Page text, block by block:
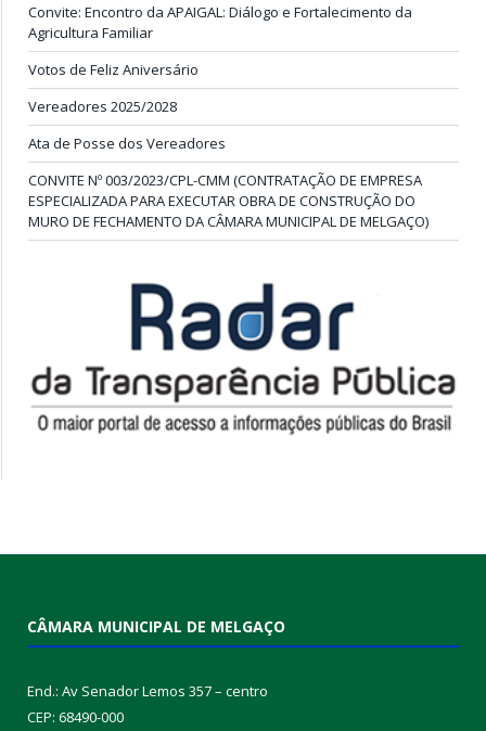
Convite: Encontro da APAIGAL: Diálogo e Fortalecimento da
Agricultura Familiar
Votos de Feliz Aniversário
Vereadores 2025/2028
Ata de Posse dos Vereadores
CONVITE Nº 003/2023/CPL-CMM (CONTRATAÇÃO DE EMPRESA
ESPECIALIZADA PARA EXECUTAR OBRA DE CONSTRUÇÃO DO
MURO DE FECHAMENTO DA CÂMARA MUNICIPAL DE MELGAÇO)
CÂMARA MUNICIPAL DE MELGAÇO
End.: Av Senador Lemos 357 – centro
CEP: 68490-000